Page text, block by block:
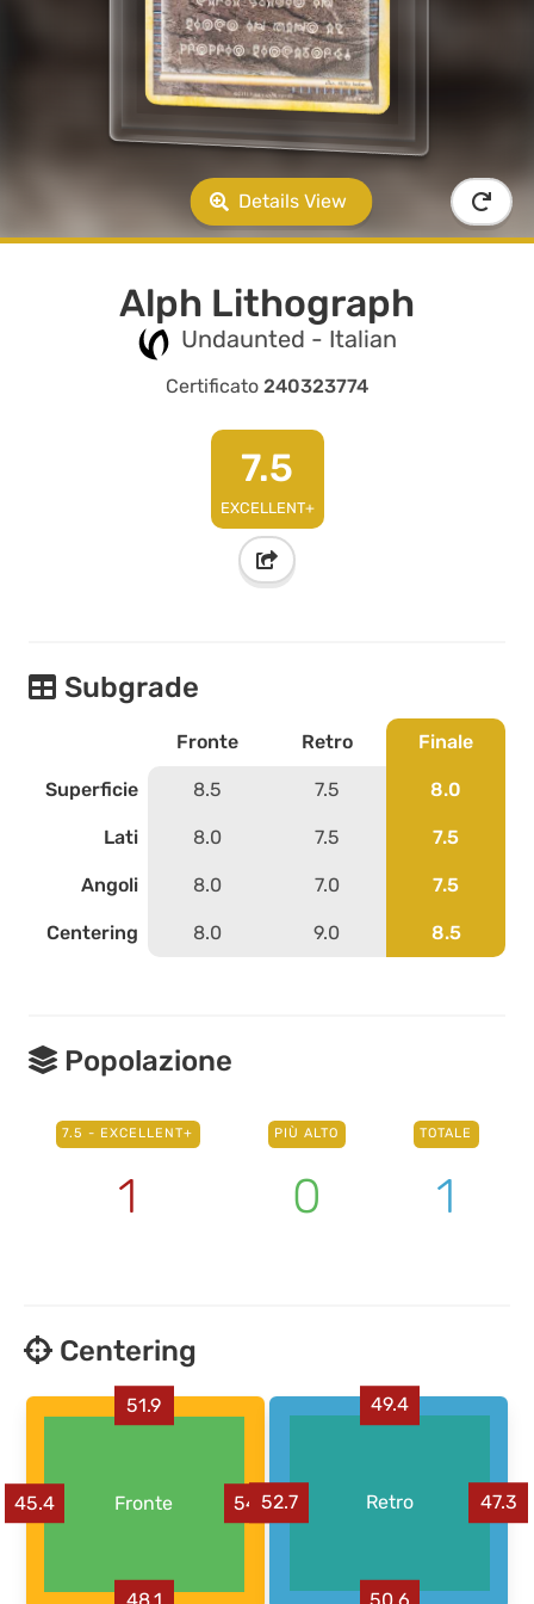
Details View
Alph Lithograph
Undaunted - Italian
Certificato 240323774
7.5
EXCELLENT+
Subgrade
Fronte Retro Finale
Superficie 8.5 7.5 8.0
Lati 8.0 7.5 7.5
Angoli 8.0 7.0 7.5
Centering 8.0 9.0 8.5
Popolazione
7.5 - EXCELLENT+
1
PIÙ ALTO
0
TOTALE
1
Centering
Fronte
45.4 54.6
51.9
Retro
52.7 47.3
49.4
50.6